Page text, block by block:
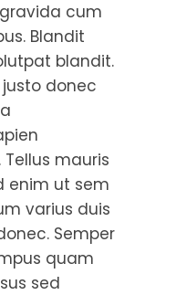
cum
Blandit
blandit.
donec
mauris
enim ut sem
varius duis
Semper
quam
sed